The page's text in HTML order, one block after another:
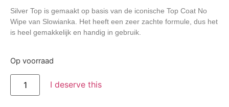
Silver Top is gemaakt op basis van de iconische Top Coat No
Wipe van Slowianka. Het heeft een zeer zachte formule, dus het
is heel gemakkelijk en handig in gebruik.
Op voorraad
I deserve this